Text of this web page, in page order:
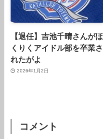
【退任】吉池千晴さんがほ
くりくアイドル部を卒業さ
れたがよ
2026年1月2日
コメント